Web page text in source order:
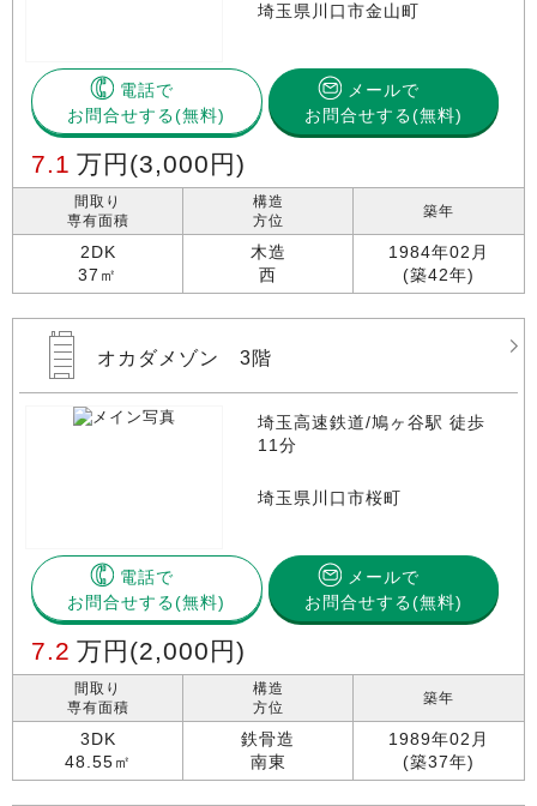
埼玉県川口市金山町
電話で
お問合せする
メールで
お問合せする(無料)
7.1 万円 (3,000円)
間取り
専有面積
2DK
37㎡
構造
方位
木造
西
築年
1984年02月
(築42年)
オカダメゾン 3階
埼玉高速鉄道/鳩ヶ谷駅 徒歩
11分
埼玉県川口市桜町
電話で
お問合せする
メールで
お問合せする(無料)
7.2 万円 (2,000円)
間取り
専有面積
3DK
48.55㎡
構造
方位
鉄骨造
南東
築年
1989年02月
(築37年)